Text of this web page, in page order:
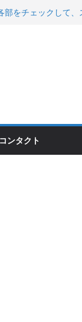
をチェックして、
HARMONY 南部
の動きが判ったら
コンタクト